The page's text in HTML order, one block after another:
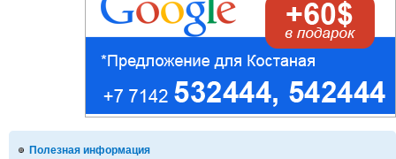
Полезная информация